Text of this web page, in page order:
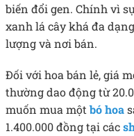
biến đổi gen. Chính vì
xanh lá cây khá đa
lượng và nơi bán.
Đối với hoa bán lẻ, giá
thường dao động từ
muốn mua mộtbó hoa
1.400.000 đồng tại các